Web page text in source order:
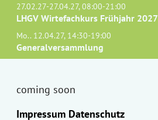
27.02.27-27.04.27, 08:00-21:00
LHGV Wirtefachkurs Frühjahr 2027
Mo.. 12.04.27, 14:30-19:00
Generalversammlung
coming soon
Impressum Datenschutz